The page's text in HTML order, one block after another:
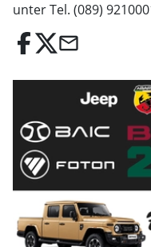
unter Tel. (089)
email